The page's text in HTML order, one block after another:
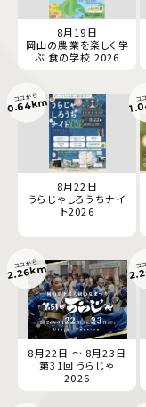
8月19日
岡山の農業を楽しく学
ぶ 食の学校 2026
8月22日
うらじゃしろうちナイ
ト2026
ココから
0.64km コ
8月22日 ～ 8月23日
第31回 うらじゃ
2026
ココから
2.26km コ